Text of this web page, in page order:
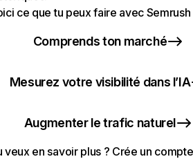
ce que tu peux faire avec Semrush
Comprends ton marché
Mesurez votre visibilité dans l’IA
Augmenter le trafic naturel
veux en savoir plus ? Crée un compte